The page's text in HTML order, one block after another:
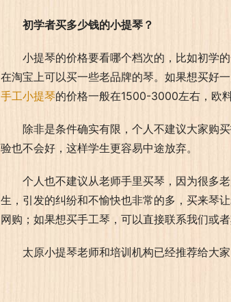
初学者买多少钱的小提琴？
小提琴的价格要看哪个档次的，比如初学
在淘宝上可以买一些老品牌的琴。如果想买好
手工小提琴的价格一般在1500-3000左右，欧
除非是条件确实有限，个人不建议大家购
验也不会好，这样学生更容易中途放弃。
个人也不建议从老师手里买琴，因为很多
生，引发的纠纷和不愉快也非常的多，买来琴
网购；如果想买手工琴，可以直接联系我们或
太原小提琴老师和培训机构已经推荐给大